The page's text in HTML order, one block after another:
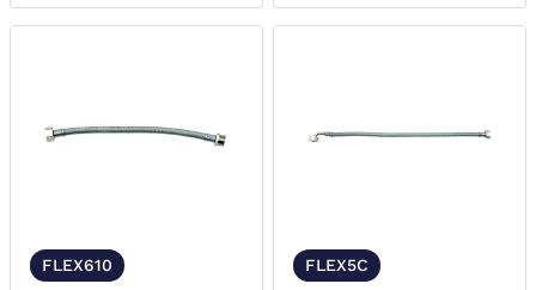
FLEX610 FLEX5C